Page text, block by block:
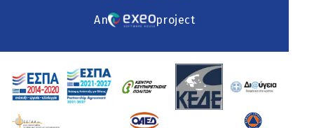
An project